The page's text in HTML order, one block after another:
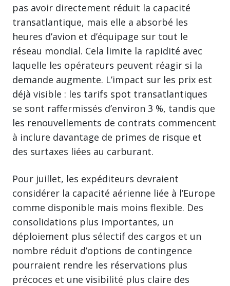
pas avoir directement réduit la capacité
transatlantique, mais elle a absorbé les
heures d’avion et d’équipage sur tout le
réseau mondial. Cela limite la rapidité avec
laquelle les opérateurs peuvent réagir si la
demande augmente. L’impact sur les prix est
déjà visible : les tarifs spot transatlantiques
se sont raffermissés d’environ 3 %, tandis que
les renouvellements de contrats commencent
à inclure davantage de primes de risque et
des surtaxes liées au carburant.
Pour juillet, les expéditeurs devraient
considérer la capacité aérienne liée à l’Europe
comme disponible mais moins flexible. Des
consolidations plus importantes, un
déploiement plus sélectif des cargos et un
nombre réduit d’options de contingence
pourraient rendre les réservations plus
précoces et une visibilité plus claire des